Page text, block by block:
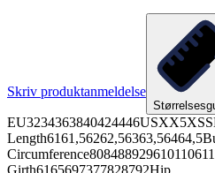
Skriv produktanmeldelse